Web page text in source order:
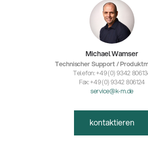
Michael Wamser
Technischer Support /
Telefon: +49 (0) 9342
Fax: +49 (0) 9342 806124
service@k-m.de
kontaktieren